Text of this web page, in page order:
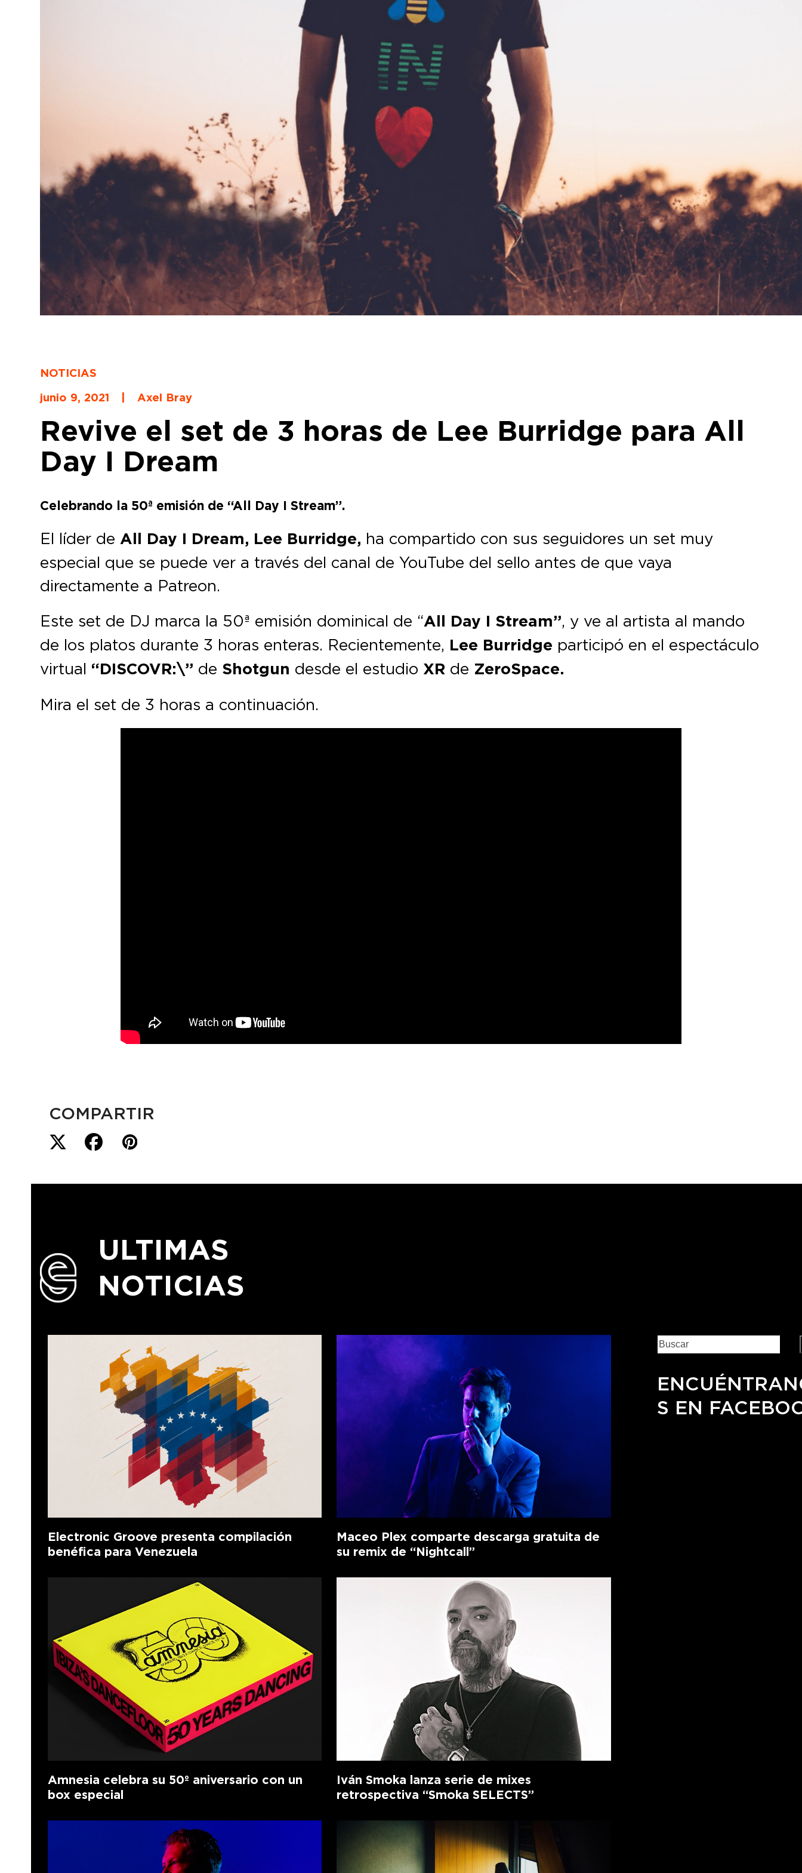
NOTICIAS
junio 9, 2021
Axel Bray
Revive el set de 3 horas de Lee Burridge para All
Day I Dream
Celebrando la 50ª emisión de “All Day I Stream”.
El líder deAll Day I Dream, Lee Burridge, ha compartido con sus seguidores un set muy
especial que se puede ver a través del canal de YouTube del sello antes de que vaya
directamente a Patreon.
Este set de DJ marca la 50ª emisión dominical de “All Day I Stream”, y ve al artista al mando
de los platos durante 3 horas enteras. Recientemente, Lee Burridge participó en el espectáculo
virtual “DISCOVR:\” de Shotgun desde el estudio XR de ZeroSpace.
Mira el set de 3 horas a continuación.
COMPARTIR
ULTIMAS
NOTICIAS
Electronic Groove presenta compilación
benéfica para Venezuela
Maceo Plex comparte descarga gratuita de
su remix de “Nightcall”
Amnesia celebra su 50º aniversario con un
box especial
Iván Smoka lanza serie de mixes
retrospectiva “Smoka SELECTS”
S EN